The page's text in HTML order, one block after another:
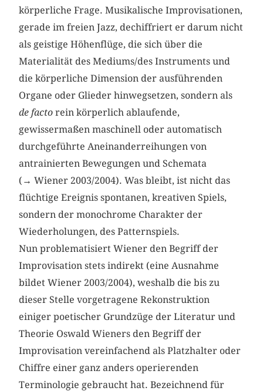
körperliche Frage. Musikalische Improvisationen,
gerade im freien Jazz, dechiffriert er darum nicht
als geistige Höhenflüge, die sich über die
Materialität des Mediums/des Instruments und
die körperliche Dimension der ausführenden
Organe oder Glieder hinwegsetzen, sondern als
de facto rein körperlich ablaufende,
gewissermaßen maschinell oder automatisch
durchgeführte Aneinanderreihungen von
antrainierten Bewegungen und Schemata
(→ Wiener 2003/2004). Was bleibt, ist nicht das
flüchtige Ereignis spontanen, kreativen Spiels,
sondern der monochrome Charakter der
Wiederholungen, des Patternspiels.
Nun problematisiert Wiener den Begriff der
Improvisation stets indirekt (eine Ausnahme
bildet Wiener 2003/2004), weshalb die bis zu
dieser Stelle vorgetragene Rekonstruktion
einiger poetischer Grundzüge der Literatur und
Theorie Oswald Wieners den Begriff der
Improvisation vereinfachend als Platzhalter oder
Chiffre einer ganz anders operierenden
Terminologie gebraucht hat. Bezeichnend für